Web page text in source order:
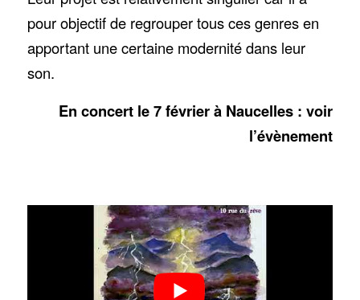
pour objectif de regrouper tous ces genres en
apportant une certaine modernité dans leur
son.
En concert le 7 février à Naucelles : voir
l’évènement